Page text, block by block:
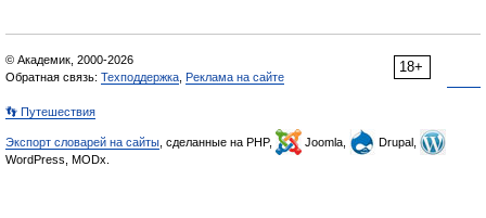
18+
© Академик, 2000-2026
Обратная связь: Техподдержка Реклама на сайте
👣 Путешествия
Экспорт словарей на сайты , сделанные на PHP, Joomla,
Drupal,
WordPress, MODx.